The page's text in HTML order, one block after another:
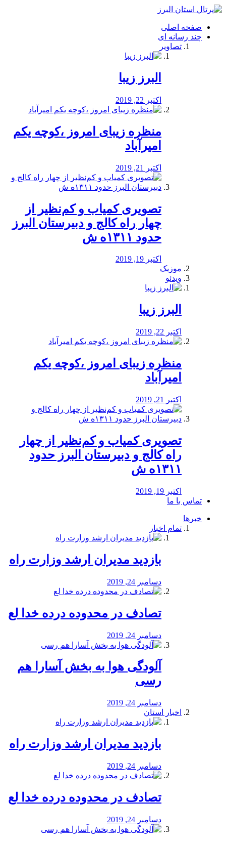
فصد
شرق
تهران
خشکشویی
صفحه اصلی
چند رسانه ای
تصاویر
البرز زیبا
اکتبر 22, 2019
منظره‌‌ زیبای امروز ،کوچه یکم
امیرآباد
اکتبر 21, 2019
️تصویری کمیاب و کم‌نظیر از
چهار راه كالج و دبيرستان البرز
حدود ۱۳۱۱ه ش
اکتبر 19, 2019
موزیک
ویدئو
البرز زیبا
اکتبر 22, 2019
منظره‌‌ زیبای امروز ،کوچه یکم
امیرآباد
اکتبر 21, 2019
️تصویری کمیاب و کم‌نظیر از چهار
راه كالج و دبيرستان البرز حدود
۱۳۱۱ه ش
اکتبر 19, 2019
تماس با ما
خبرها
تمام اخبار
بازدید مدیران ارشد وزارت راه
دسامبر 24, 2019
تصادف در محدوده درده خدا لع
دسامبر 24, 2019
آلودگی هوا به بخش آسارا هم
رسی
دسامبر 24, 2019
اخبار استان
بازدید مدیران ارشد وزارت راه
دسامبر 24, 2019
تصادف در محدوده درده خدا لع
دسامبر 24, 2019